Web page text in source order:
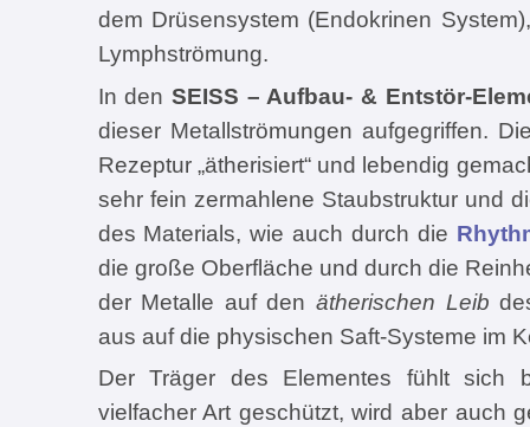
dem Drüsensystem (Endokrinen
Lymphströmung.
In den SEISS – Aufbau- & Entstör-
dieser Metallströmungen aufgegriffen.
Rezeptur „ätherisiert“ und lebendig
sehr fein zermahlene Staubstruktur und
des Materials, wie auch durch die
die große Oberfläche und durch die
der Metalle auf den ätherischen Leib
aus auf die physischen Saft-Systeme im
Der Träger des Elementes fühlt sich
vielfacher Art geschützt, wird aber auch